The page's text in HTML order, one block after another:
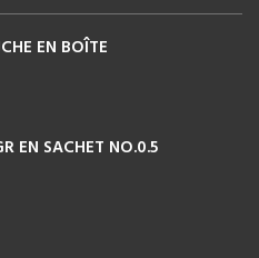
EN BOÎTE
EN SACHET NO.0.5